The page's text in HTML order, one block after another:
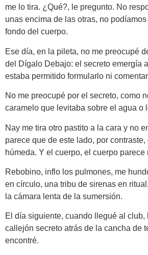
me lo tira. ¿Qué?, le pregunto. No
unas encima de las otras, no
fondo del cuerpo.
Ese día, en la pileta, no me preocupé
del Dígalo Debajo: el secreto emergía
estaba permitido formularlo ni
No me preocupé por el secreto, como
caramelo que levitaba sobre el agua o
Nay me tira otro pastito a la cara y no
parece que de este lado, por
húmeda. Y el cuerpo, el cuerpo
Rebobino, inflo los pulmones, me
en círculo, una tribu de sirenas en
la cámara lenta de la sumersión.
El día siguiente, cuando llegué al
callejón secreto atrás de la cancha de
encontré.